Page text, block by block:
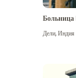
Дели,Индия